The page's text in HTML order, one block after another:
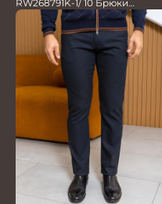
RW268791K-1/ 10 Брюки
мужские т.син. 100% Лён